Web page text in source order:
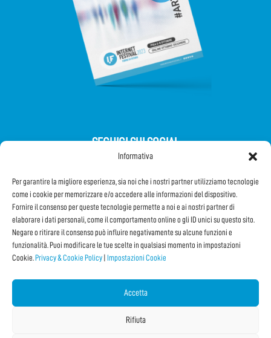
Informativa
Per garantire la migliore esperienza, sia noi che i nostri partner utilizziamo tecnologie
come i cookie per memorizzare e/o accedere alle informazioni del dispositivo.
Fornire il consenso per queste tecnologie permette a noi e ai nostri partner di
elaborare i dati personali, come il comportamento online o gli ID unici su questo sito.
Negare o ritirare il consenso può influire negativamente su alcune funzioni e
funzionalità. Puoi modificare le tue scelte in qualsiasi momento in impostazioni
Cookie. Privacy & Cookie Policy Impostazioni Cookie
Accetta
Rifiuta
SEGUICI SUI SOCIAL
Iscriviti alla Newsletter
CONDIVIDI QUESTA PAGINA!
Facebook